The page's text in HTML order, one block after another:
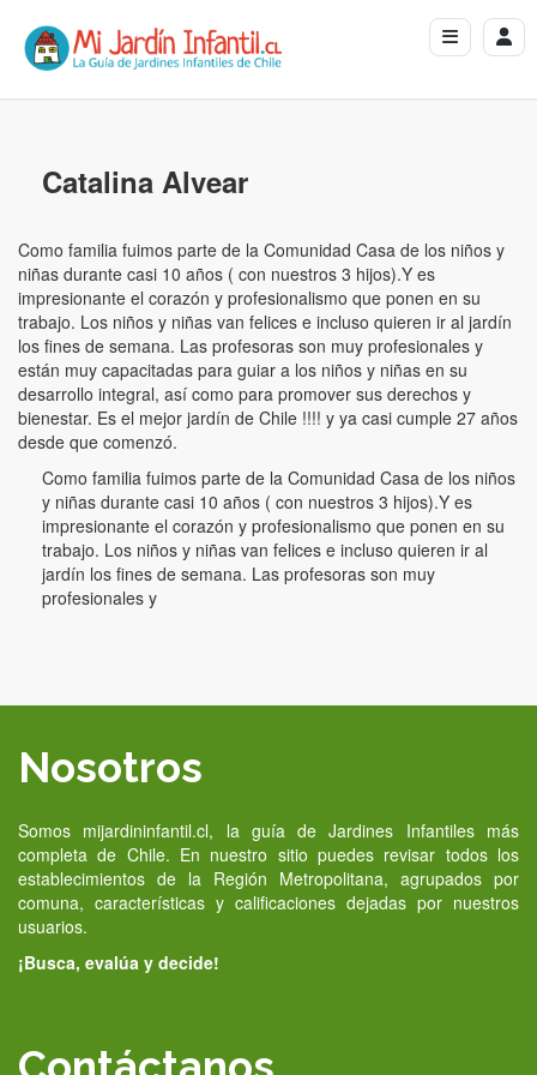
Catalina Alvear
Como familia fuimos parte de la Comunidad Casa de los niños y
niñas durante casi 10 años ( con nuestros 3 hijos).Y es
impresionante el corazón y profesionalismo que ponen en su
trabajo. Los niños y niñas van felices e incluso quieren ir al jardín
los fines de semana. Las profesoras son muy profesionales y
están muy capacitadas para guiar a los niños y niñas en su
desarrollo integral, así como para promover sus derechos y
bienestar. Es el mejor jardín de Chile !!!! y ya casi cumple 27 años
desde que comenzó.
Como familia fuimos parte de la Comunidad Casa de los niños
y niñas durante casi 10 años ( con nuestros 3 hijos).Y es
impresionante el corazón y profesionalismo que ponen en su
trabajo. Los niños y niñas van felices e incluso quieren ir al
jardín los fines de semana. Las profesoras son muy
profesionales y
Nosotros
Somos mijardininfantil.cl, la guía de Jardines Infantiles más
completa de Chile. En nuestro sitio puedes revisar todos los
establecimientos de la Región Metropolitana, agrupados por
comuna, características y calificaciones dejadas por nuestros
usuarios.
¡Busca, evalúa y decide!